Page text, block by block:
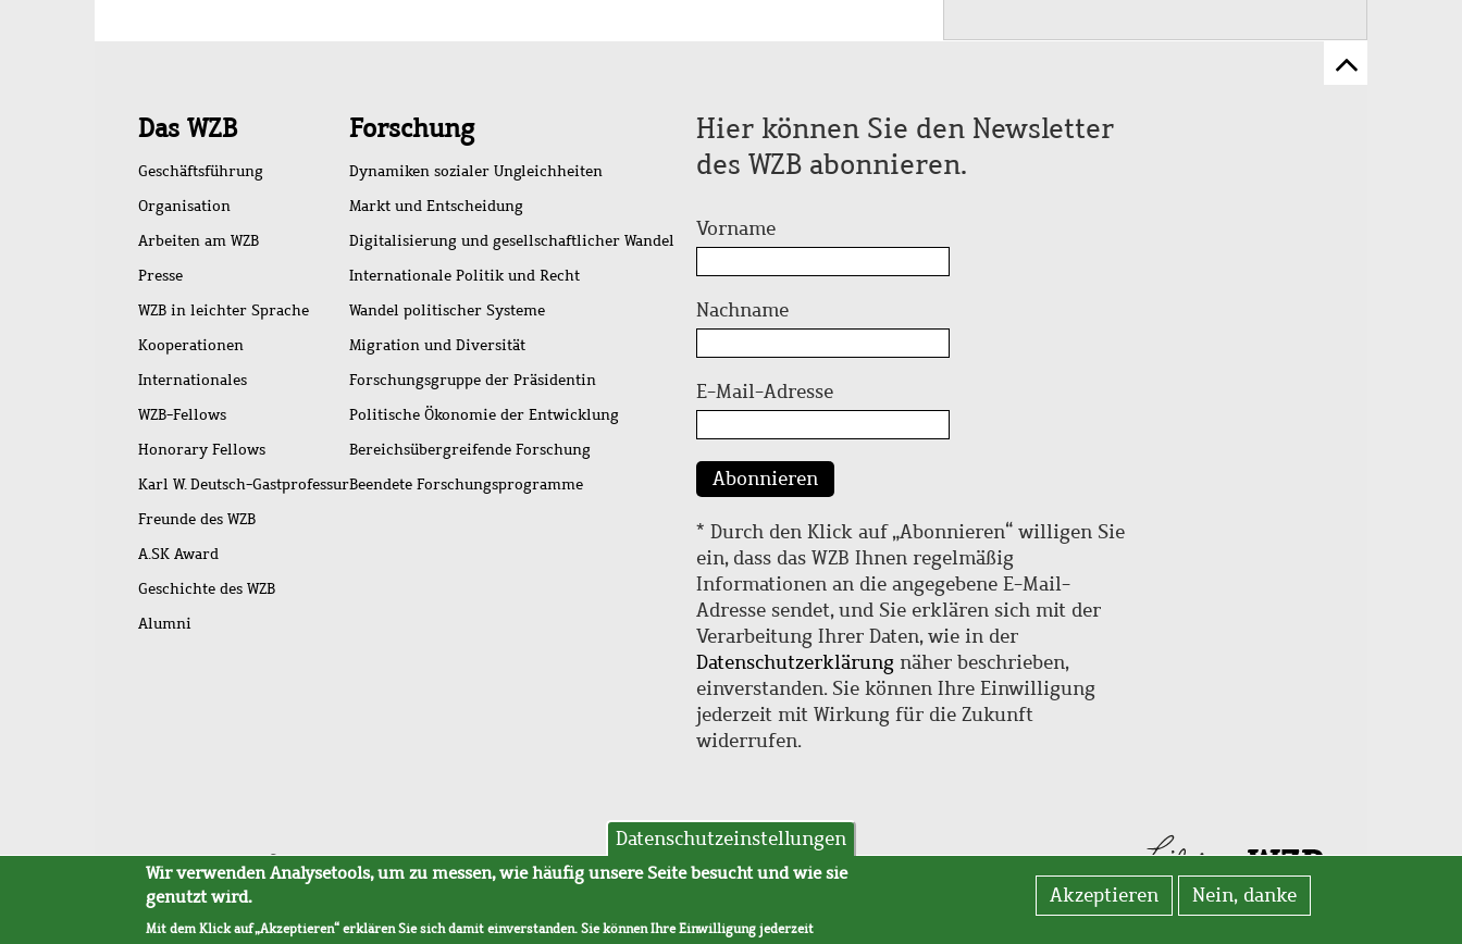
Zum
Schnellzugriff
Das WZB
Geschäftsführung
Organisation
Arbeiten am WZB
Presse
WZB in leichter Sprache
Kooperationen
Internationales
WZB-Fellows
Honorary Fellows
Karl W. Deutsch-Gastprofessur
Freunde des WZB
A.SK Award
Geschichte des WZB
Alumni
Forschung
Dynamiken sozialer Ungleichheiten
Markt und Entscheidung
Digitalisierung und gesellschaftlicher Wandel
Internationale Politik und Recht
Wandel politischer Systeme
Migration und Diversität
Forschungsgruppe der Präsidentin
Politische Ökonomie der Entwicklung
Bereichsübergreifende Forschung
Beendete Forschungsprogramme
Hier können Sie den Newsletter
des WZB abonnieren.
Vorname
Nachname
E-Mail-Adresse
Abonnieren
* Durch den Klick auf „Abonnieren“ willigen Sie
ein, dass das WZB Ihnen regelmäßig
Informationen an die angegebene E-Mail-
Adresse sendet, und Sie erklären sich mit der
Verarbeitung Ihrer Daten, wie in der
Datenschutzerklärung näher beschrieben,
einverstanden. Sie können Ihre Einwilligung
jederzeit mit Wirkung für die Zukunft
widerrufen.
Fußleistenmenü
SitemapBarrierefreiheitImpressumDatenschutzAVB
Datenschutzeinstellungen
Wir verwenden Analysetools, um zu messen, wie häufig unsere Seite besucht und wie sie
genutzt wird.
Mit dem Klick auf „Akzeptieren“ erklären Sie sich damit einverstanden. Sie können Ihre Einwilligung jederzeit
Akzeptieren Nein, danke